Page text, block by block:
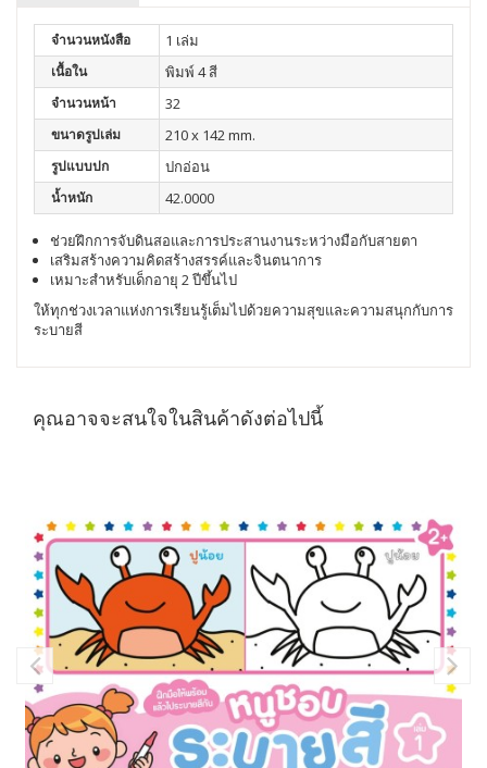
จำนวนหนังสือ 1 เล่ม
เนื้อใน พิมพ์ 4 สี
จำนวนหน้า 32
ขนาดรูปเล่ม 210 x 142 mm.
รูปแบบปก ปกอ่อน
น้ำหนัก 42.0000
ช่วยฝึกการจับดินสอและการประสานงานระหว่างมือกับสายตา
เสริมสร้างความคิดสร้างสรรค์และจินตนาการ
เหมาะสำหรับเด็กอายุ 2 ปีขึ้นไป
ให้ทุกช่วงเวลาแห่งการเรียนรู้เต็มไปด้วยความสุขและความสนุกกับการ
ระบายสี
คุณอาจจะสนใจในสินค้าดังต่อไปนี้